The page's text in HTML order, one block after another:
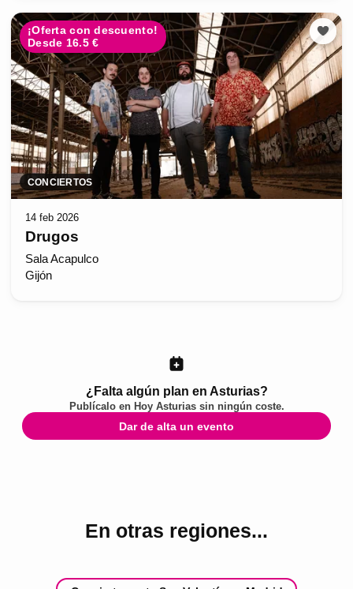
¡Oferta con descuento!
Desde 16.5 €
CONCIERTOS
14 feb 2026
Drugos
Sala Acapulco
Gijón
¿Falta algún plan en Asturias?
Publícalo en Hoy Asturiassin ningún coste.
Dar de alta un evento
En otras regiones...